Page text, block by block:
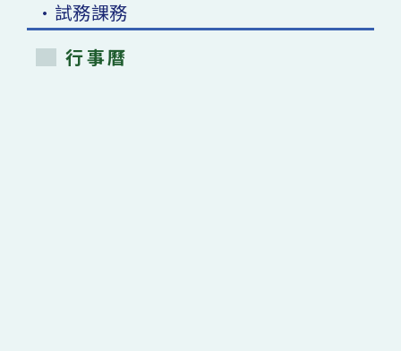
•試務課務
行事曆